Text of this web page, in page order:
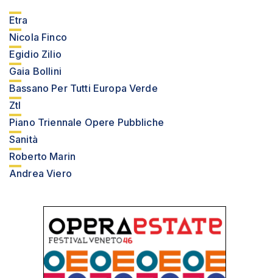
Etra
Nicola Finco
Egidio Zilio
Gaia Bollini
Bassano Per Tutti Europa Verde
Ztl
Piano Triennale Opere Pubbliche
Sanità
Roberto Marin
Andrea Viero